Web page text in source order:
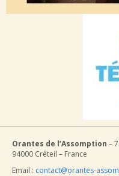
Orantes de l’Assomption –
94000 Créteil – France
Email : contact@orantes-